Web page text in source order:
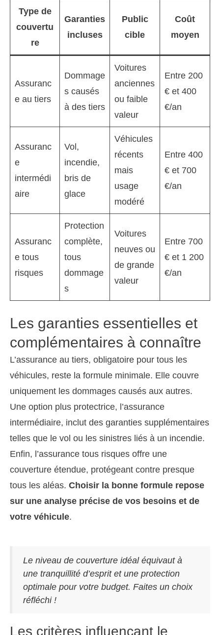
Type de
couvertu
re
Garanties
incluses
Public
cible
Coût
moyen
Assuranc
e au tiers
Dommage
s causés
à des tiers
Voitures
anciennes
ou faible
valeur
Entre 200
€ et 400
€/an
Assuranc
e
intermédi
aire
Vol,
incendie,
bris de
glace
Véhicules
récents
mais
usage
modéré
Entre 400
€ et 700
€/an
Assuranc
e tous
risques
Protection
complète,
tous
dommage
s
Voitures
neuves ou
de grande
valeur
Entre 700
€ et 1 200
€/an
Les garanties essentielles et
complémentaires à connaître
L’assurance au tiers, obligatoire pour tous les
véhicules, reste la formule minimale. Elle couvre
uniquement les dommages causés aux autres.
Une option plus protectrice, l’assurance
intermédiaire, inclut des garanties supplémentaires
telles que le vol ou les sinistres liés à un incendie.
Enfin, l’assurance tous risques offre une
couverture étendue, protégeant contre presque
tous les aléas. Choisir la bonne formule repose
sur une analyse précise de vos besoins et de
votre véhicule.
Le niveau de couverture idéal équivaut à
une tranquillité d’esprit et une protection
optimale pour votre budget. Faites un choix
réfléchi !
Les critères influençant le